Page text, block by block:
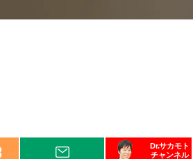
Dr.サカモト
チャンネル